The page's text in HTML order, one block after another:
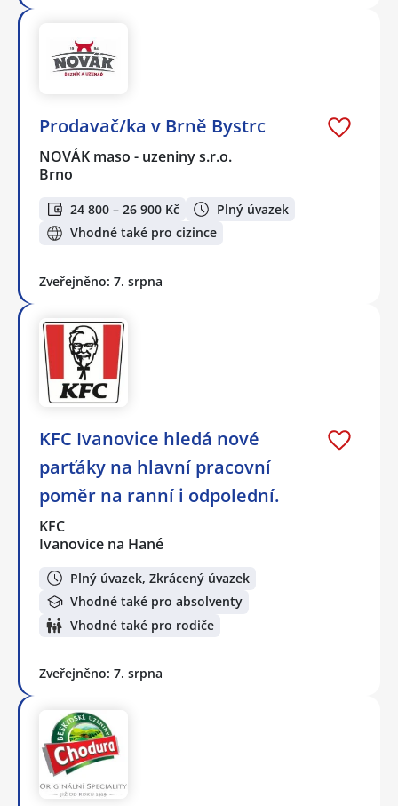
Prodavač/ka v Brně Bystrc
NOVÁK maso - uzeniny s.r.o.
Brno
24 800 – 26 900 Kč
Plný úvazek
Vhodné také pro cizince
Zveřejněno: 7. srpna
KFC Ivanovice hledá nové
parťáky na hlavní pracovní
poměr na ranní i odpolední.
KFC
Ivanovice na Hané
Plný úvazek, Zkrácený úvazek
Vhodné také pro absolventy
Vhodné také pro rodiče
Zveřejněno: 7. srpna